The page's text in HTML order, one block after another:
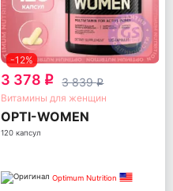
-12%
3 378 q 3 839q
Витамины для женщин
OPTI-WOMEN
120 капсул
Optimum Nutrition